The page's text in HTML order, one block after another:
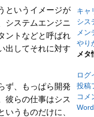
というイメージが
システムエンジニ
ントなどと呼ばれ
出してそれに対す
ず、もっぱら開発
彼らの仕事はシス
うものだけに、
キャ
シス
メン
やり
メタ
ログ
投稿
コメ